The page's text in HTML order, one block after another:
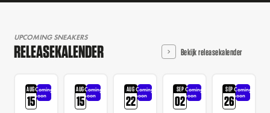
UPCOMING SNEAKERS
RELEASEKALENDER Bekijk releasekalender
AUG
15
Coming
soon
AUG
15
Coming
soon
AUG
22
Coming
soon
SEP
02
Coming
soon
SEP
26
Coming
soon